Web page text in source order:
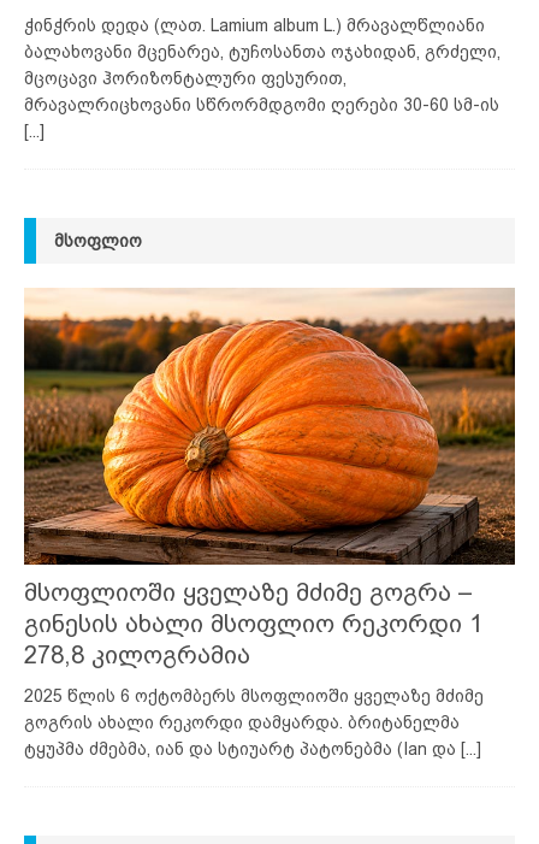
ჭინჭრის დედა (ლათ. Lamium album L.) მრავალწლიანი
ბალახოვანი მცენარეა, ტუჩოსანთა ოჯახიდან, გრძელი,
მცოცავი ჰორიზონტალური ფესურით,
მრავალრიცხოვანი სწრორმდგომი ღერები 30-60 სმ-ის
[...]
ᲛᲡᲝᲤᲚᲘᲝ
მსოფლიოში ყველაზე მძიმე გოგრა –
გინესის ახალი მსოფლიო რეკორდი 1
278,8 კილოგრამია
2025 წლის 6 ოქტომბერს მსოფლიოში ყველაზე მძიმე
გოგრის ახალი რეკორდი დამყარდა. ბრიტანელმა
ტყუპმა ძმებმა, იან და სტიუარტ პატონებმა (Ian და [...]